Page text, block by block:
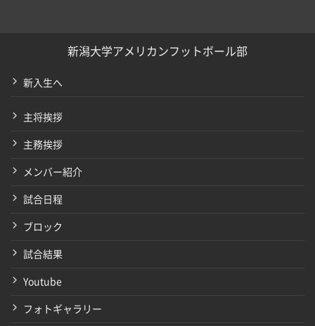
新潟大学アメリカンフットボール部
新入生へ
主将挨拶
主務挨拶
メンバー紹介
試合日程
ブロック
試合結果
Youtube
フォトギャラリー